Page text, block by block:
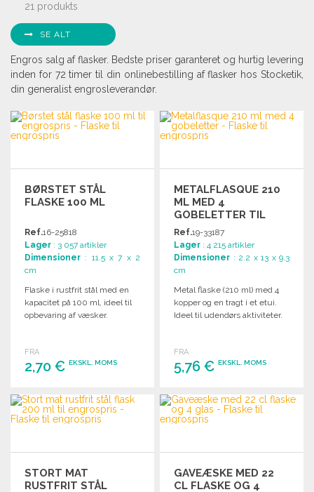
21 produkts
SE ALT
Engros salg af flasker. Bedste priser garanteret og hurtig levering
inden for 72 timer til din onlinebestilling af flasker hos Stocketik,
din generalist engrosleverandør.
BØRSTET STÅL
FLASKE 100 ML
Ref.16-25818
Lager : 3 057 artikler
Dimensioner : 11.5 x 7 x 2
cm
Flaske i rustfrit stål med en
kapacitet på 100 ml, ideel til
opbevaring af væsker.
FRA
2,70 € EKSKL. MOMS
BESTIL
Anmod om et tilbud
METALFLASQUE 210
ML MED 4
GOBELETTER TIL
ENGROSPRIS
Ref.19-33187
Lager : 4 215 artikler
Dimensioner : 2.2 x 13 x 9.3
cm
Metal flaske (210 ml) med 4
kopper og en tragt i et etui.
Ideel til udendørs aktiviteter.
FRA
5,76 €EKSKL. MOMS
BESTIL
Anmod om et tilbud
STORT MAT
RUSTFRIT STÅL
GAVEÆSKE MED 22
CL FLASKE OG 4